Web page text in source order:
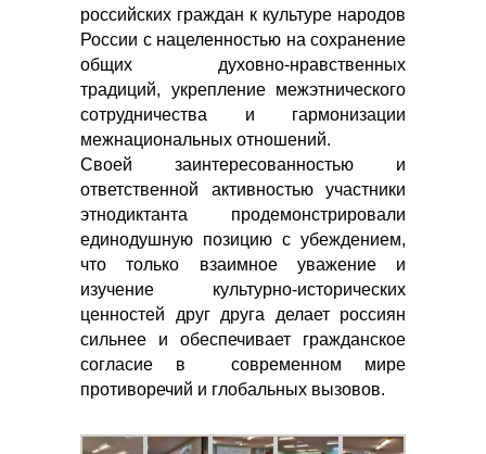
российских граждан к культуре народов
России с нацеленностью на сохранение
общих духовно-нравственных
традиций, укрепление межэтнического
сотрудничества и гармонизации
межнациональных отношений.
Своей заинтересованностью и
ответственной активностью участники
этнодиктанта продемонстрировали
единодушную позицию с убеждением,
что только взаимное уважение и
изучение культурно-исторических
ценностей друг друга делает россиян
сильнее и обеспечивает гражданское
согласие в современном мире
противоречий и глобальных вызовов.